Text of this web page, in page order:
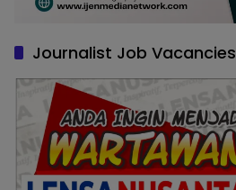
Journalist Job Vacancies